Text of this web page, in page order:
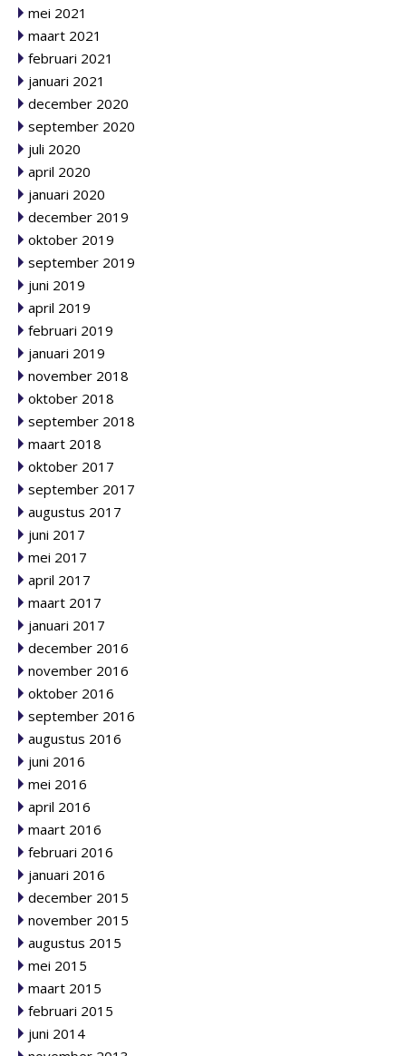
mei 2021
maart 2021
februari 2021
januari 2021
december 2020
september 2020
juli 2020
april 2020
januari 2020
december 2019
oktober 2019
september 2019
juni 2019
april 2019
februari 2019
januari 2019
november 2018
oktober 2018
september 2018
maart 2018
oktober 2017
september 2017
augustus 2017
juni 2017
mei 2017
april 2017
maart 2017
januari 2017
december 2016
november 2016
oktober 2016
september 2016
augustus 2016
juni 2016
mei 2016
april 2016
maart 2016
februari 2016
januari 2016
december 2015
november 2015
augustus 2015
mei 2015
maart 2015
februari 2015
juni 2014